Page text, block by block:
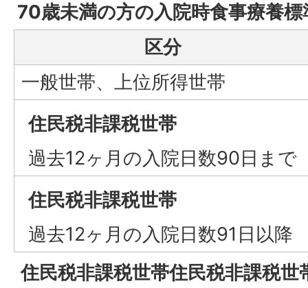
70歳未満の方の入院時食事療養標
区分
一般世帯、上位所得世帯
住民税非課税世帯
過去12ヶ月の入院日数90日まで
住民税非課税世帯
過去12ヶ月の入院日数91日以降
住民税非課税世帯住民税非課税